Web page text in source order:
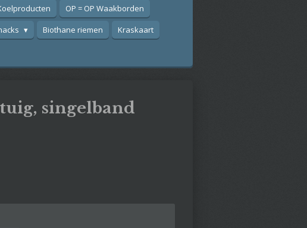
OP = OP Waakborden
Biothane riemen
Kraskaart
singelband